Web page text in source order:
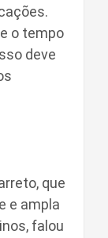
o tempo
deve
que
e ampla
falou